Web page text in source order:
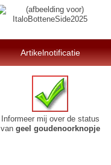
Artikelnotificatie
Informeer mij over de status
van geel goudenoorknopje